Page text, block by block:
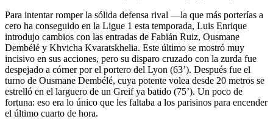
Para intentar romper la sólida defensa rival —la que más porterías a
cero ha conseguido en la Ligue 1 esta temporada, Luis Enrique
introdujo cambios con las entradas de Fabián Ruiz, Ousmane
Dembélé y Khvicha Kvaratskhelia. Este último se mostró muy
incisivo en sus acciones, pero su disparo cruzado con la zurda fue
despejado a córner por el portero del Lyon (63’). Después fue el
turno de Ousmane Dembélé, cuya potente volea desde 20 metros se
estrelló en el larguero de un Greif ya batido (75’). Un poco de
fortuna: eso era lo único que les faltaba a los parisinos para encender
el último cuarto de hora.